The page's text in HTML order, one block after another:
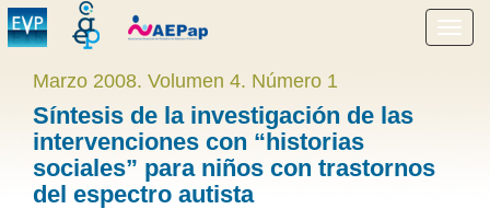
menú
Marzo 2008. Volumen 4. Número 1
Síntesis de la investigación de las
intervenciones con “historias
sociales” para niños con trastornos
del espectro autista